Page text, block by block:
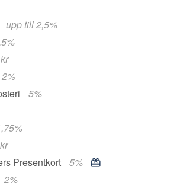
upp till 2,5%
2%
5%
Presentkort
5%
2%